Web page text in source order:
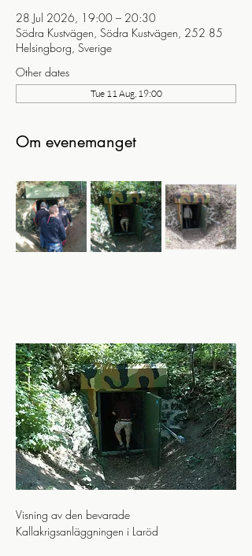
28 Jul 2026, 19:00 – 20:30
Södra Kustvägen, Södra Kustvägen, 252 85
Helsingborg, Sverige
Other dates
Tue 11 Aug, 19:00
Om evenemanget
Visning av den bevarade
Kallakrigsanläggningen i Laröd